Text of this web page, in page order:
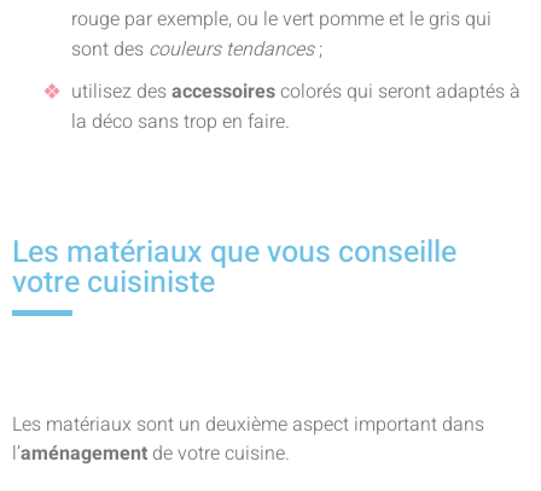
rouge par exemple, ou le vert pomme et le gris qui
sont des couleurs tendances;
utilisez desaccessoirescolorés qui seront adaptés à
la déco sans trop en faire.
Les matériaux que vous conseille
votre cuisiniste
Les matériaux sont un deuxième aspect important dans
l’aménagement de votre cuisine.